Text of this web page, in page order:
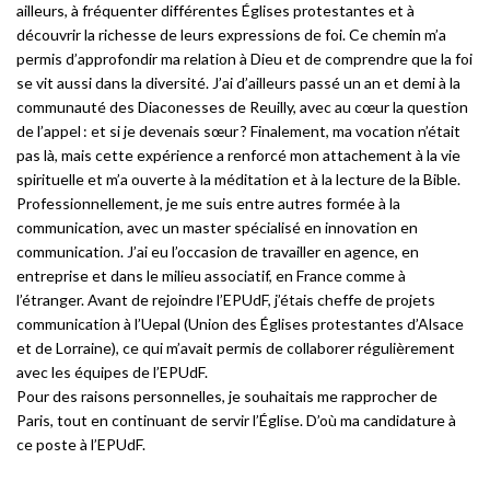
ailleurs, à fréquenter différentes Églises protestantes et à
découvrir la richesse de leurs expressions de foi. Ce chemin m’a
permis d’approfondir ma relation à Dieu et de comprendre que la foi
se vit aussi dans la diversité. J’ai d’ailleurs passé un an et demi à la
communauté des Diaconesses de Reuilly, avec au cœur la question
de l’appel : et si je devenais sœur ? Finalement, ma vocation n’était
pas là, mais cette expérience a renforcé mon attachement à la vie
spirituelle et m’a ouverte à la méditation et à la lecture de la Bible.
Professionnellement, je me suis entre autres formée à la
communication, avec un master spécialisé en innovation en
communication. J’ai eu l’occasion de travailler en agence, en
entreprise et dans le milieu associatif, en France comme à
l’étranger. Avant de rejoindre l’EPUdF, j’étais cheffe de projets
communication à l’Uepal (Union des Églises protestantes d’Alsace
et de Lorraine), ce qui m’avait permis de collaborer régulièrement
avec les équipes de l’EPUdF.
Pour des raisons personnelles, je souhaitais me rapprocher de
Paris, tout en continuant de servir l’Église. D’où ma candidature à
ce poste à l’EPUdF.